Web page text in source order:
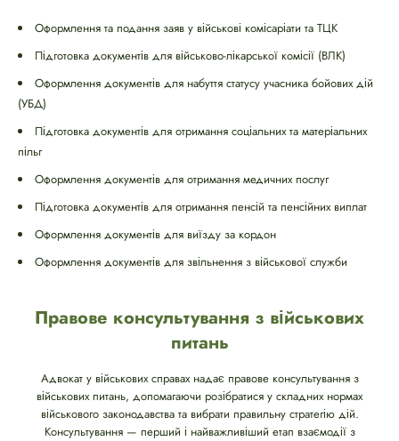
Оформлення та подання заяв у військові комісаріати та ТЦК
Підготовка документів для військово-лікарської комісії (ВЛК)
Оформлення документів для набуття статусу учасника бойових дій
(УБД)
Підготовка документів для отримання соціальних та матеріальних
пільг
Оформлення документів для отримання медичних послуг
Підготовка документів для отримання пенсій та пенсійних виплат
Оформлення документів для виїзду за кордон
Оформлення документів для звільнення з військової служби
Правове консультування з військових
питань
Адвокат у військових справах надає правове консультування з
військових питань, допомагаючи розібратися у складних нормах
військового законодавства та вибрати правильну стратегію дій.
Консультування — перший і найважливіший етап взаємодії з